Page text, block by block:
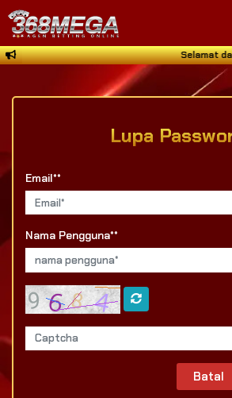
Selamat
Lupa
Email**
Nama Pengguna**
Batal